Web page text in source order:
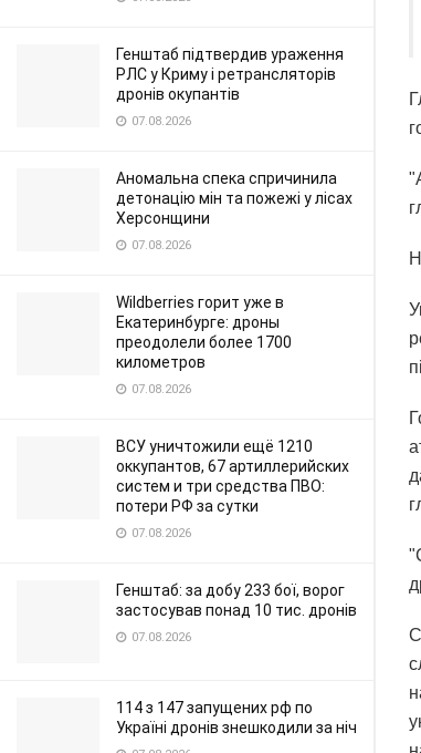
Генштаб підтвердив ураження
РЛС у Криму і ретрансляторів
дронів окупантів
07.08.2026
Аномальна спека спричинила
детонацію мін та пожежі у лісах
Херсонщини
07.08.2026
Wildberries горит уже в
Екатеринбурге: дроны
преодолели более 1700
километров
07.08.2026
ВСУ уничтожили ещё 1210
оккупантов, 67 артиллерийских
систем и три средства ПВО:
потери РФ за сутки
07.08.2026
Генштаб: за добу 233 бої, ворог
застосував понад 10 тис. дронів
07.08.2026
114 з 147 запущених рф по
Україні дронів знешкодили за ніч